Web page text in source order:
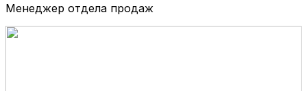
Менеджер отдела продаж